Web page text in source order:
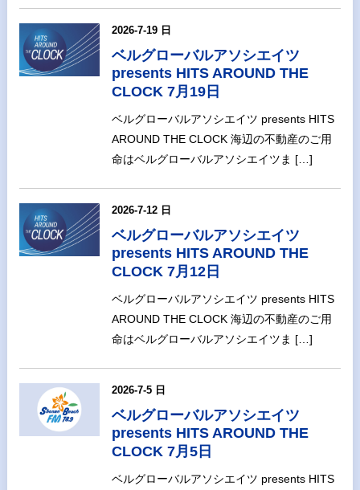
2026-7-19 日
ベルグローバルアソシエイツ
presents HITS AROUND THE
CLOCK 7月19日
ベルグローバルアソシエイツ presents HITS
AROUND THE CLOCK 海辺の不動産のご用
命はベルグローバルアソシエイツま […]
2026-7-12 日
ベルグローバルアソシエイツ
presents HITS AROUND THE
CLOCK 7月12日
ベルグローバルアソシエイツ presents HITS
AROUND THE CLOCK 海辺の不動産のご用
命はベルグローバルアソシエイツま […]
2026-7-5 日
ベルグローバルアソシエイツ
presents HITS AROUND THE
CLOCK 7月5日
ベルグローバルアソシエイツ presents HITS